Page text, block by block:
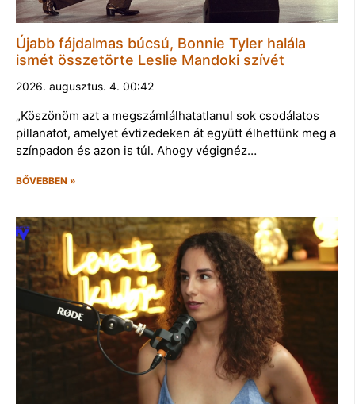
Újabb fájdalmas búcsú, Bonnie Tyler halála
ismét összetörte Leslie Mandoki szívét
2026. augusztus. 4. 00:42
„Köszönöm azt a megszámlálhatatlanul sok csodálatos
pillanatot, amelyet évtizedeken át együtt élhettünk meg a
színpadon és azon is túl. Ahogy végignéz…
BŐVEBBEN »